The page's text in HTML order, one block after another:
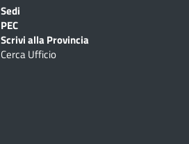
Sedi
PEC
Scrivi alla Provincia
Cerca Ufficio